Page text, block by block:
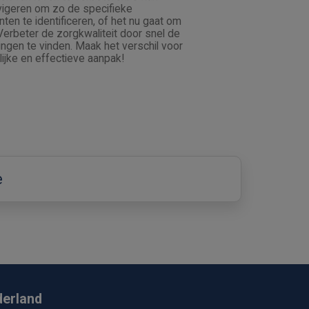
om zo de specifieke
te identificeren, of het nu gaat om
de zorgkwaliteit door snel de
te vinden. Maak het verschil voor
en effectieve aanpak!